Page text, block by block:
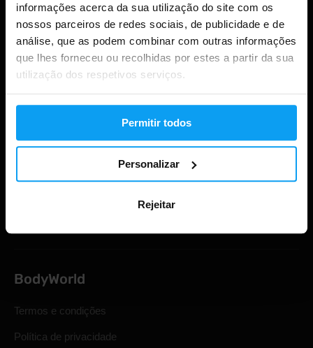
informações acerca da sua utilização do site com os
nossos parceiros de redes sociais, de publicidade e de
análise, que as podem combinar com outras informações
que lhes forneceu ou recolhidas por estes a partir da sua
utilização dos respetivos serviços.
Permitir todos
Personalizar
Rejeitar
Compras
Cartões de oferta
BodyWorld
Termos e condições
Política de privacidade